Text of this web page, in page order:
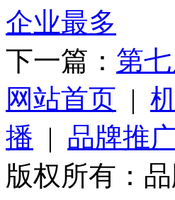
企业最多
下一篇： 第
网站首页 |
播 | 品牌推
版权所有：